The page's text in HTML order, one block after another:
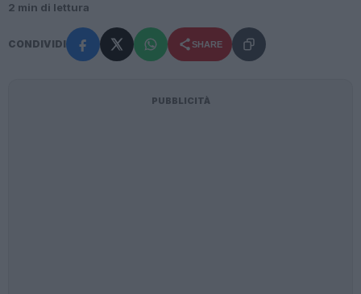
2 min di lettura
CONDIVIDI SHARE
PUBBLICITÀ